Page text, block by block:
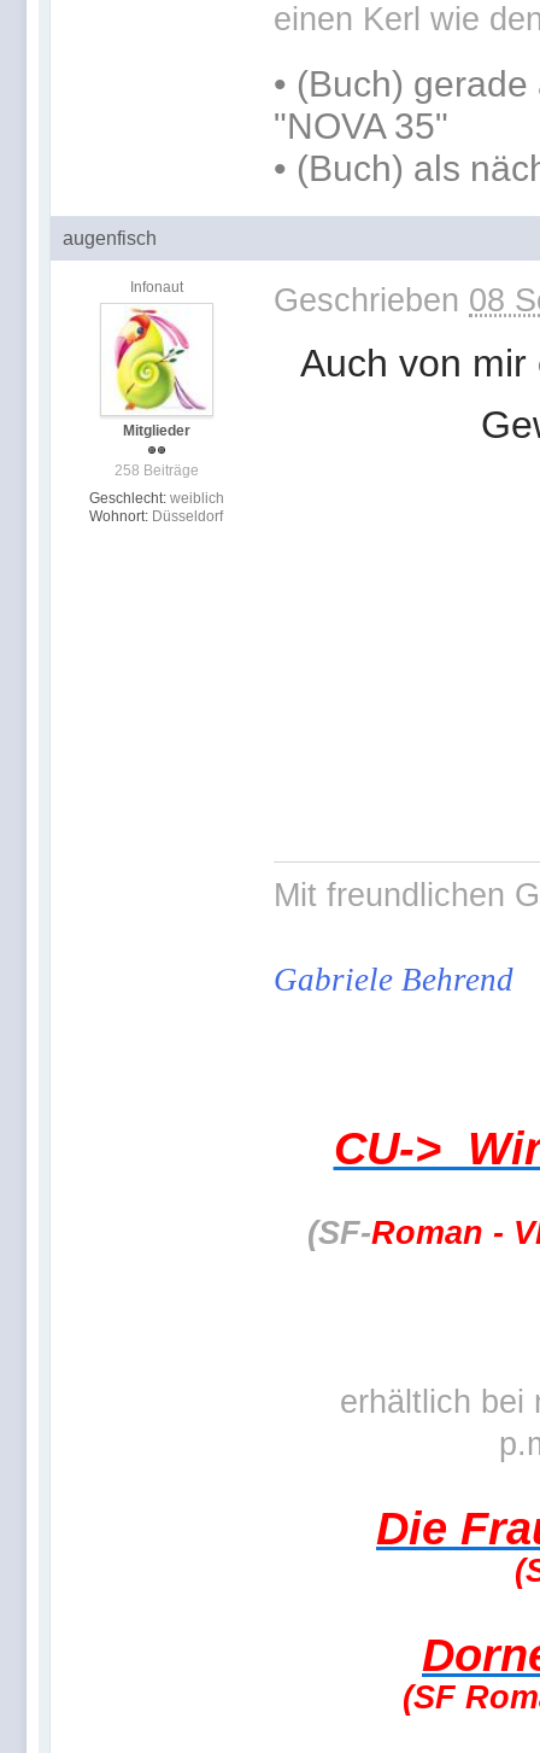
einen Kerl wie
• (Buch) gerade
"NOVA 35"
• (Buch) als
augenfisch
Infonaut
Mitglieder
258 Beiträge
Geschlecht: weiblich
Wohnort: Düsseldorf
Geschrieben 08
Auch von
Mit freundlichen
Gabriele Behrend
CU->
(SF-Roman -
erhältlich bei
Die
(SF